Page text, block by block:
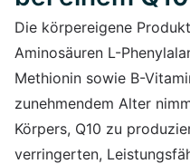
Die körpereigene
Aminosäuren L-
Methionin sowie B-
zunehmendem Alter
Körpers, Q10 zu
verringerten,